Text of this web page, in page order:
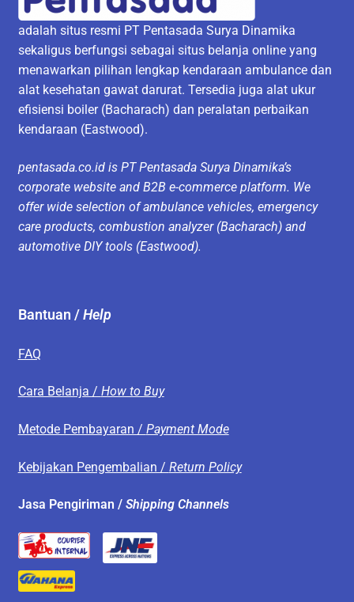
adalah situs resmi PT Pentasada Surya Dinamika
sekaligus berfungsi sebagai situs belanja online yang
menawarkan pilihan lengkap kendaraan ambulance dan
alat kesehatan gawat darurat. Tersedia juga alat ukur
efisiensi boiler (Bacharach) dan peralatan perbaikan
kendaraan (Eastwood).
pentasada.co.id is PT Pentasada Surya Dinamika’s
corporate website and B2B e-commerce platform. We
offer wide selection of ambulance vehicles, emergency
care products, combustion analyzer (Bacharach) and
automotive DIY tools (Eastwood).
Bantuan /Help
FAQ
Cara Belanja / How to Buy
Metode Pembayaran / Payment Mode
Kebijakan Pengembalian / Return Policy
Jasa Pengiriman / Shipping Channels